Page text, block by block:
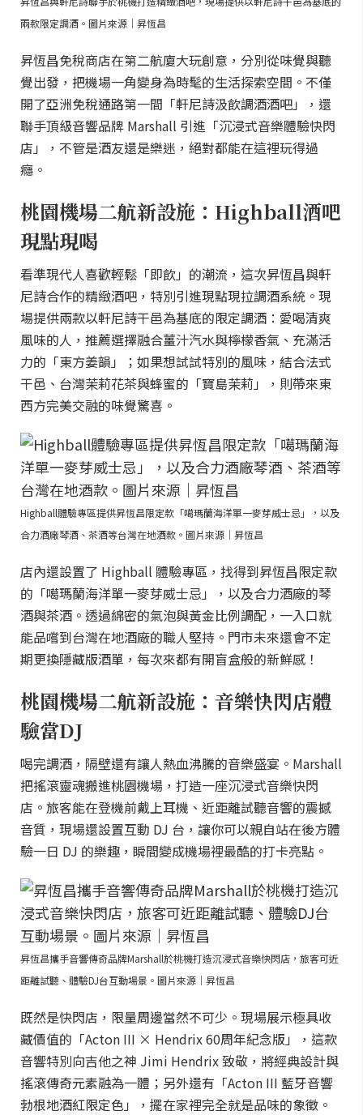
兩款限定調酒。圖片來源｜昇恆昌
昇恆昌免稅商店在第二航廈大玩創意，分別從味覺與聽
覺出發，把機場一角變身為時髦的生活探索空間。不僅
開了亞洲免稅通路第一間「軒尼詩汲飲調酒酒吧」，還
聯手頂級音響品牌 Marshall 引進「沉浸式音樂體驗快閃
店」，不管是酒友還是樂迷，絕對都能在這裡玩得過
癮。
桃園機場二航新設施：Highball酒吧
現點現喝
看準現代人喜歡輕鬆「即飲」的潮流，這次昇恆昌與軒
尼詩合作的精緻酒吧，特別引進現點現拉調酒系統。現
場提供兩款以軒尼詩干邑為基底的限定調酒：愛喝清爽
風味的人，推薦選擇融合薑汁汽水與檸檬香氣、充滿活
力的「東方姜韻」；如果想試試特別的風味，結合法式
干邑、台灣茉莉花茶與蜂蜜的「寶島茉莉」，則帶來東
西方完美交融的味覺驚喜。
Highball體驗專區提供昇恆昌限定款「噶瑪蘭海洋單一麥芽威士忌」，以及
合力酒廠琴酒、茶酒等台灣在地酒款。圖片來源｜昇恆昌
店內還設置了 Highball 體驗專區，找得到昇恆昌限定款
的「噶瑪蘭海洋單一麥芽威士忌」，以及合力酒廠的琴
酒與茶酒。透過綿密的氣泡與黃金比例調配，一入口就
能品嚐到台灣在地酒廠的職人堅持。門市未來還會不定
期更換隱藏版酒單，每次來都有開盲盒般的新鮮感！
桃園機場二航新設施：音樂快閃店體
驗當DJ
喝完調酒，隔壁還有讓人熱血沸騰的音樂盛宴。Marshall
把搖滾靈魂搬進桃園機場，打造一座沉浸式音樂快閃
店。旅客能在登機前戴上耳機、近距離試聽音響的震撼
音質，現場還設置互動 DJ 台，讓你可以親自站在後方體
驗一日 DJ 的樂趣，瞬間變成機場裡最酷的打卡亮點。
昇恆昌攜手音響傳奇品牌Marshall於桃機打造沉浸式音樂快閃店，旅客可近
距離試聽、體驗DJ台互動場景。圖片來源｜昇恆昌
既然是快閃店，限量周邊當然不可少。現場展示極具收
藏價值的「Acton III × Hendrix 60周年紀念版」，這款
音響特別向吉他之神 Jimi Hendrix 致敬，將經典設計與
搖滾傳奇元素融為一體；另外還有「Acton III 藍牙音響
勃根地酒紅限定色」，擺在家裡完全就是品味的象徵。